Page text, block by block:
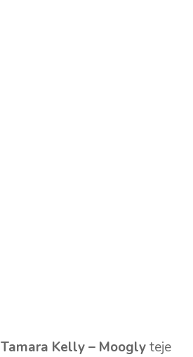
Tamara Kelly – Mooglyteje